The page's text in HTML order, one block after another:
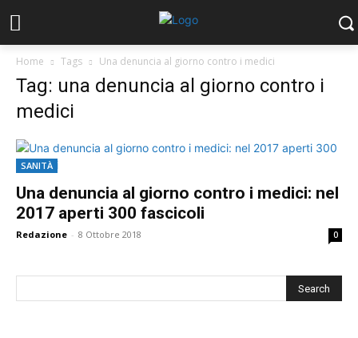
Home Tags Una denuncia al giorno contro i medici
Tag: una denuncia al giorno contro i
medici
SANITÀ
Una denuncia al giorno contro i medici: nel
2017 aperti 300 fascicoli
Redazione - 8 Ottobre 2018 0